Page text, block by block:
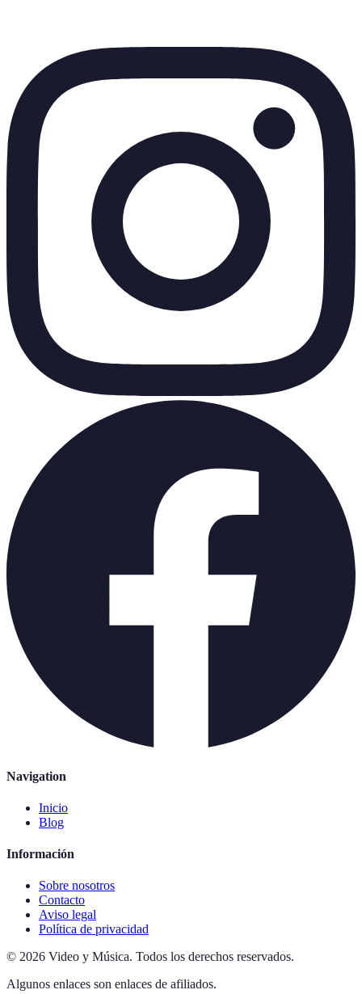
Navigation
Inicio
Blog
Información
Sobre nosotros
Contacto
Aviso legal
Política de privacidad
© 2026 Video y Música. Todos los derechos reservados.
Algunos enlaces son enlaces de afiliados.